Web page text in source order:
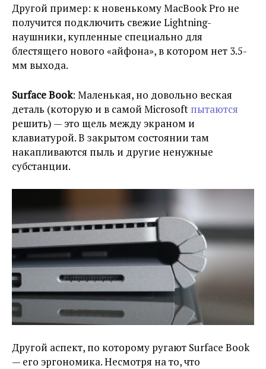
Другой пример: к новенькому MacBook Pro не
получится подключить свежие Lightning-
наушники, купленные специально для
блестящего нового «айфона», в котором нет 3.5-
мм выхода.
Surface Book: Маленькая, но довольно веская
деталь (которую и в самой Microsoft пытаются
решить) — это щель между экраном и
клавиатурой. В закрытом состоянии там
накапливаются пыль и другие ненужные
субстанции.
Другой аспект, по которому ругают Surface Book
— его эргономика. Несмотря на то, что